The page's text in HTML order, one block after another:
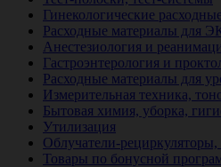
Гинекологические
Расходные материалы для
Анестезиология и
Гастроэнтерология и
Расходные материалы для
Измерительная техника,
Бытовая химия, уборка,
Утилизация
Облучатели-рециркуляторы,
Товары по бонусной